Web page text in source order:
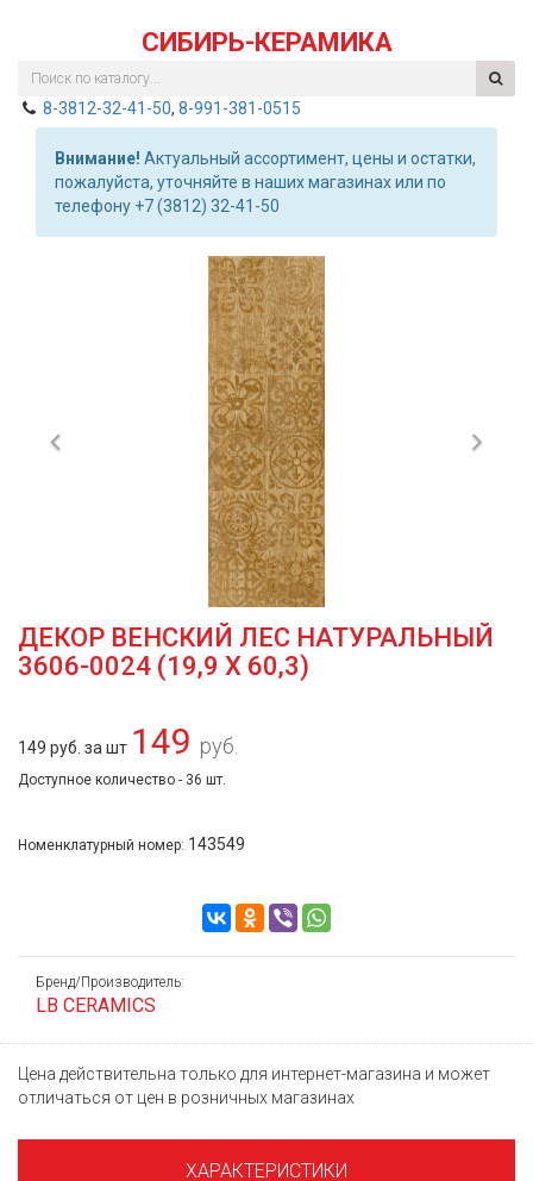
СИБИРЬ-КЕРАМИКА
8-3812-32-41-50, 8-991-381-0515
Внимание! Актуальный ассортимент, цены и остатки,
пожалуйста, уточняйте в наших магазинах или по
телефону +7 (3812) 32-41-50
Previous
ДЕКОР ВЕНСКИЙ ЛЕС НАТУРАЛЬНЫЙ
3606-0024 (19,9 Х 60,3)
149 руб. за шт 149 руб.
Доступное количество - 36 шт.
Номенклатурный номер: 143549
Бренд/Производитель:
LB CERAMICS
Цена действительна только для интернет-магазина и может
отличаться от цен в розничных магазинах
ХАРАКТЕРИСТИКИ